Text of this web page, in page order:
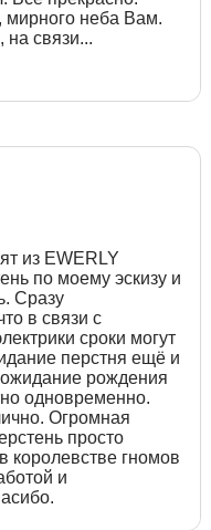
мирного неба Вам.
на связи...
из EWERLY
по моему эскизу и
Сразу
в связи с
сроки могут
перстня ещё и
ожидание рождения
одновременно.
Огромная
просто
королевстве гномов
и